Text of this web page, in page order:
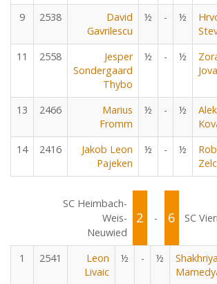
9 2538
David
Gavrilescu
½ - ½
11 2558
Jesper
Sondergaard
Thybo
½ - ½
13 2466
Marius
Fromm
½ - ½
14 2416
Jakob Leon
Pajeken
½ - ½
SC Heimbach-
Weis-
Neuwied
2 - 6 SC
1 2541
Leon
Livaic
½ - ½